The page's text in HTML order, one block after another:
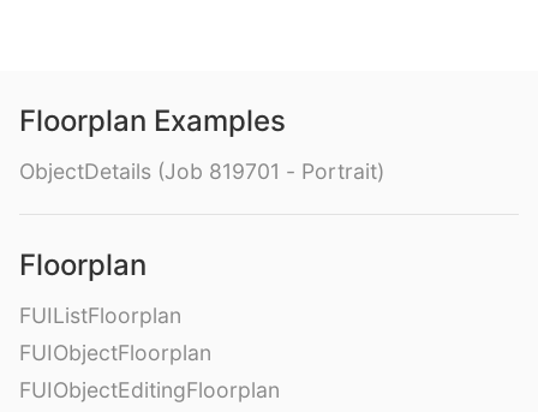
Floorplan Examples
ObjectDetails (Job 819701 - Portrait)
Floorplan
FUIListFloorplan
FUIObjectFloorplan
FUIObjectEditingFloorplan